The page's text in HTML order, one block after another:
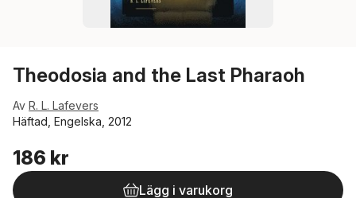
Theodosia and the Last Pharaoh
Av R. L. Lafevers
Häftad, Engelska, 2012
186 kr
Lägg i varukorg